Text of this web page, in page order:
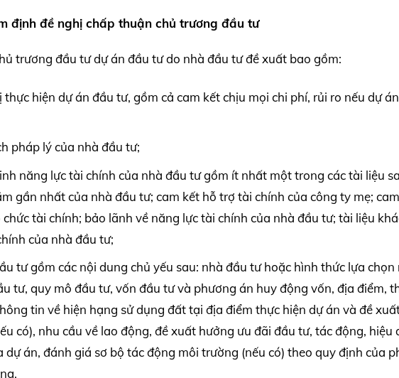
định đề nghị chấp thuận chủ trương đầu tư
trương đầu tư dự án đầu tư do nhà đầu tư đề xuất bao gồm:
thực hiện dự án đầu tư, gồm cả cam kết chịu mọi chi phí, rủi ro nếu dự
pháp lý của nhà đầu tư;
năng lực tài chính của nhà đầu tư gồm ít nhất một trong các tài liệu
gần nhất của nhà đầu tư; cam kết hỗ trợ tài chính của công ty mẹ;
tài chính; bảo lãnh về năng lực tài chính của nhà đầu tư; tài liệu
của nhà đầu tư;
tư gồm các nội dung chủ yếu sau: nhà đầu tư hoặc hình thức lựa chọn
tư, quy mô đầu tư, vốn đầu tư và phương án huy động vốn, địa điểm,
tin về hiện hạng sử dụng đất tại địa điểm thực hiện dự án và đề
có), nhu cầu về lao động, đề xuất hưởng ưu đãi đầu tư, tác động, hiệu
dự án, đánh giá sơ bộ tác động môi trường (nếu có) theo quy định của